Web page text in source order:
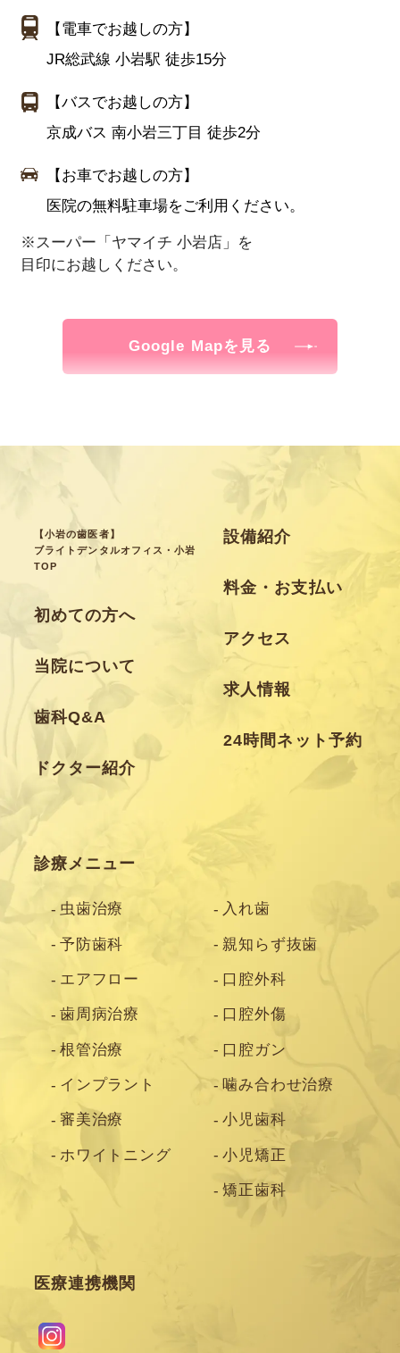
【電車でお越しの方】
JR総武線 小岩駅 徒歩15分
【バスでお越しの方】
京成バス 南小岩三丁目 徒歩2分
【お車でお越しの方】
医院の無料駐車場をご利用ください。
※スーパー「ヤマイチ 小岩店」を
目印にお越しください。
Google Mapを見る
【小岩の歯医者】
ブライトデンタルオフィス・小岩
TOP
初めての方へ
当院について
歯科Q&A
ドクター紹介
設備紹介
料金・お支払い
アクセス
求人情報
24時間ネット予約
診療メニュー
虫歯治療
予防歯科
エアフロー
歯周病治療
根管治療
インプラント
審美治療
ホワイトニング
入れ歯
親知らず抜歯
口腔外科
口腔外傷
口腔ガン
噛み合わせ治療
小児歯科
小児矯正
矯正歯科
医療連携機関